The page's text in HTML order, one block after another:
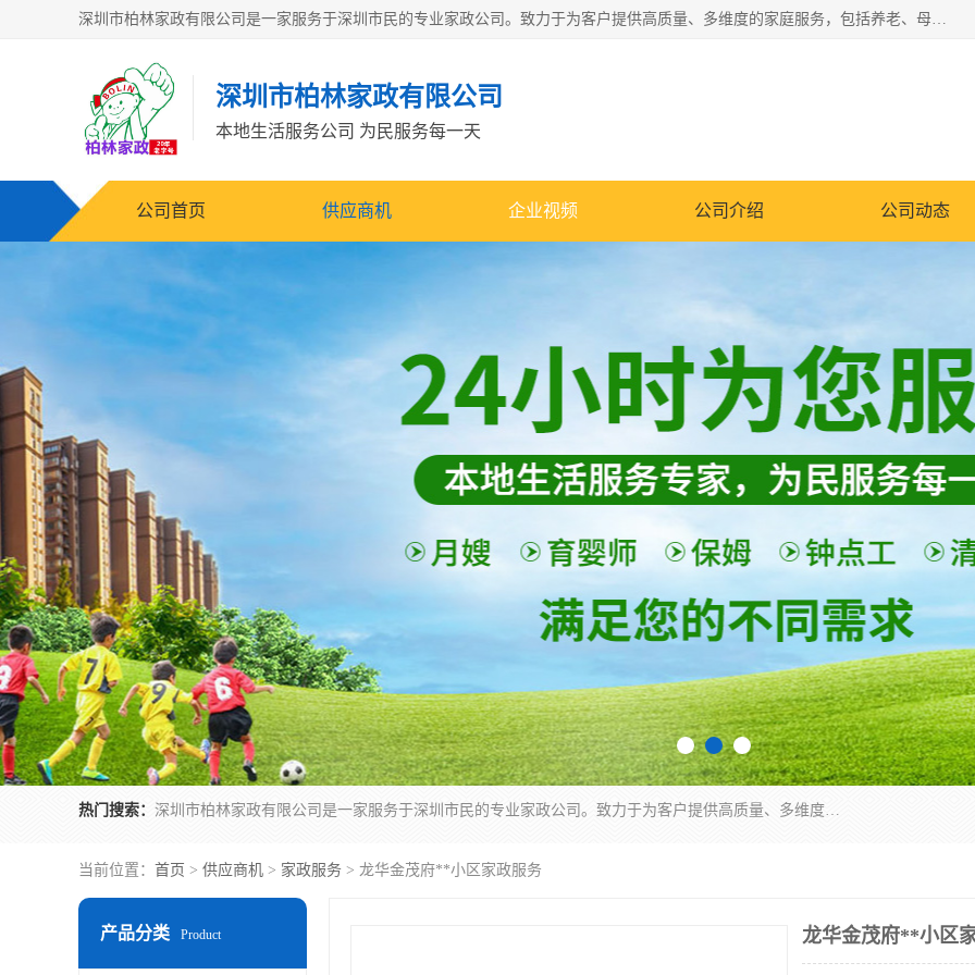
深圳市柏林家政有限公司是一家服务于深圳市民的专业家政公司。致力于为客户提供高质量、多维度的家庭服务，包括养老、母婴、月嫂育婴早教、康复理疗、家电清洗和保洁等方面的专业服务。
深圳市柏林家政有限公司
本地生活服务公司 为民服务每一天
公司首页 供应商机 企业视频 公司介绍 公司动态
热门搜索： 深圳市柏林家政有限公司是一家服务于深圳市民的专业家政公司。致力于为客户提供高质量、多维度的家庭服务，包括养老、母婴、月嫂育婴早教、康复理疗、家电清洗和保洁等方面的专业服务。
当前位置： 首页 > 供应商机 > 家政服务 > 龙华金茂府**小区家政服务
产品分类 Product 龙华金茂府**小区